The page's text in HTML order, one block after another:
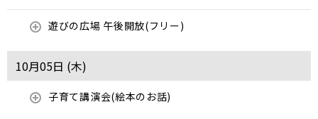
遊びの広場 午後開放(フリー)
10月05日 (木)
子育て講演会(絵本のお話)